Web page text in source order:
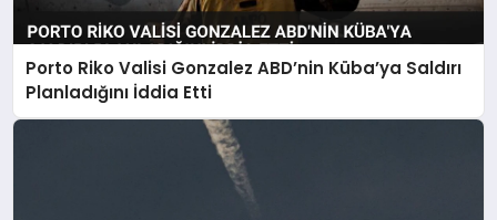
SAĞLIK
Porto Riko Valisi Gonzalez ABD’nin Küba’ya Saldırı
Planladığını İddia Etti